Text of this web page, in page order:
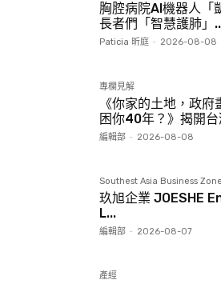
胸腔病院AI機器人「
長者們「智慧護肺」
Paticia 昕庭 - 2026-08-08
專欄見解
《你家的土地，政府
困你40年？》揭開台
編輯部 - 2026-08-08
Southest Asia Business Zone
玖旭企業 JOESHE
L...
編輯部 - 2026-08-07
產經